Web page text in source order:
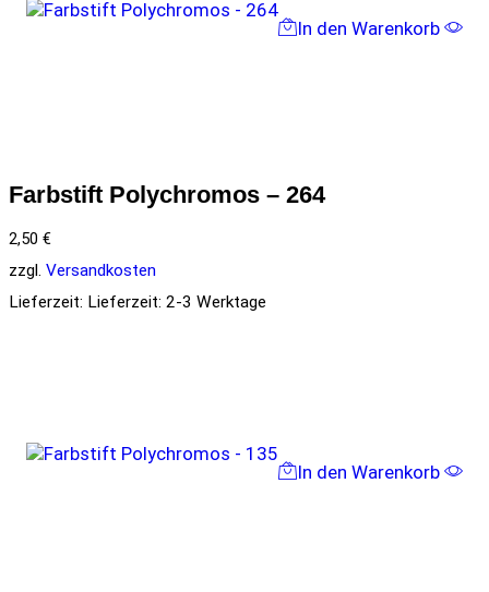
In den Warenkorb
Farbstift Polychromos – 264
2,50 €
zzgl. Versandkosten
Lieferzeit: Lieferzeit: 2-3 Werktage
In den Warenkorb